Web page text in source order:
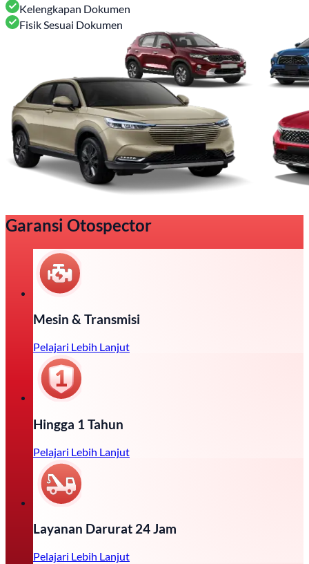
Kelengkapan Dokumen
Fisik Sesuai Dokumen
Garansi Otospector
Mesin & Transmisi
Pelajari Lebih Lanjut
Hingga 1 Tahun
Pelajari Lebih Lanjut
Layanan Darurat 24 Jam
Pelajari Lebih Lanjut